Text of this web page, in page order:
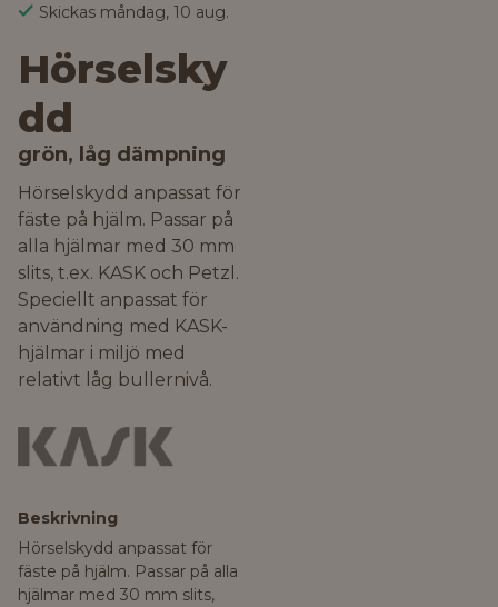
Skickas måndag, 10 aug.
Hörselsky
dd
grön, låg dämpning
Hörselskydd anpassat för
fäste på hjälm. Passar på
alla hjälmar med 30 mm
slits, t.ex. KASK och Petzl.
Speciellt anpassat för
användning med KASK-
hjälmar i miljö med
relativt låg bullernivå.
Beskrivning
Hörselskydd anpassat för
fäste på hjälm. Passar på alla
hjälmar med 30 mm slits,